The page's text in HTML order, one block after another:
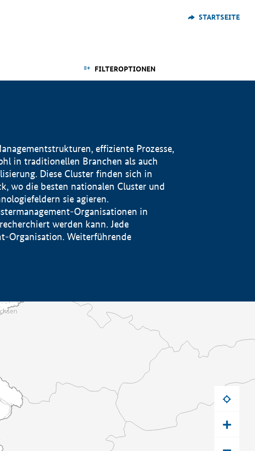
STARTSEITE
FILTEROPTIONEN
effiziente Prozesse,
in traditionellen Branchen als auch
Diese Cluster finden sich in
wo die besten nationalen Cluster und
sie agieren.
Organisationen in
werden kann. Jede
Organisation. Weiterführende
+